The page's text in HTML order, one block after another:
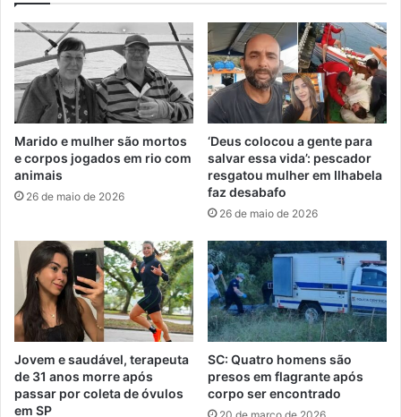
Marido e mulher são mortos
e corpos jogados em rio com
animais
26 de maio de 2026
‘Deus colocou a gente para
salvar essa vida’: pescador
resgatou mulher em Ilhabela
faz desabafo
26 de maio de 2026
Jovem e saudável, terapeuta
de 31 anos morre após
passar por coleta de óvulos
em SP
SC: Quatro homens são
presos em flagrante após
corpo ser encontrado